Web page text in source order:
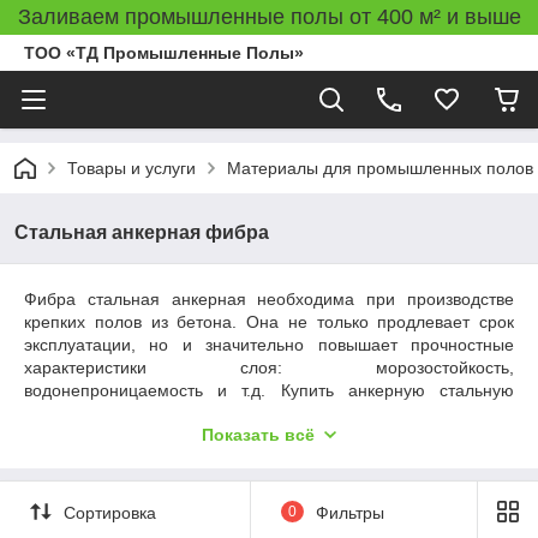
Заливаем промышленные полы от 400 м² и выше
ТОО «ТД Промышленные Полы»
Товары и услуги Материалы для промышленных полов
Стальная анкерная фибра
Фибра стальная анкерная необходима при производстве
крепких полов из бетона. Она не только продлевает срок
эксплуатации, но и значительно повышает прочностные
характеристики слоя: морозостойкость,
водонепроницаемость и т.д. Купить анкерную стальную
низкие цены и гарантируем отличное качество продукции.
зачем ее использовать
Показать всё
Сортировка 0 Фильтры